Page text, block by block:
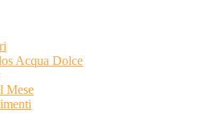
Acqua Dolce
Mese